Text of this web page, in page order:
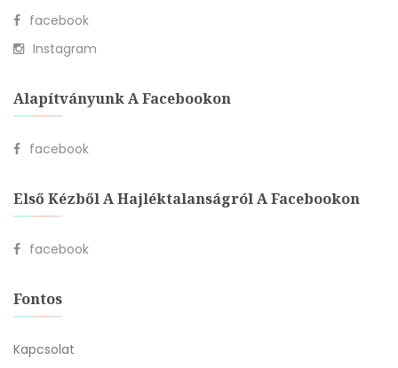
facebook
Instagram
Alapítványunk A Facebookon
facebook
Első Kézből A Hajléktalanságról A Facebookon
facebook
Fontos
Kapcsolat